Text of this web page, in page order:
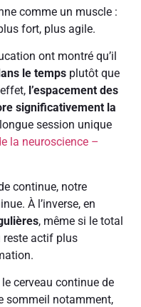
comme un muscle :
fort, plus agile.
ont montré qu’il
le temps plutôt que
l’espacement des
significativement la
session unique
la neuroscience –
continue, notre
À l’inverse, en
, même si le total
reste actif plus
cerveau continue de
sommeil notamment,